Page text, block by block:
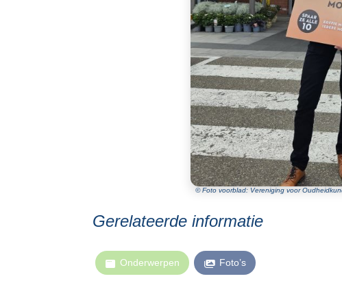
© Foto voorblad: Vereniging voor
Gerelateerde informatie
Onderwerpen Foto’s